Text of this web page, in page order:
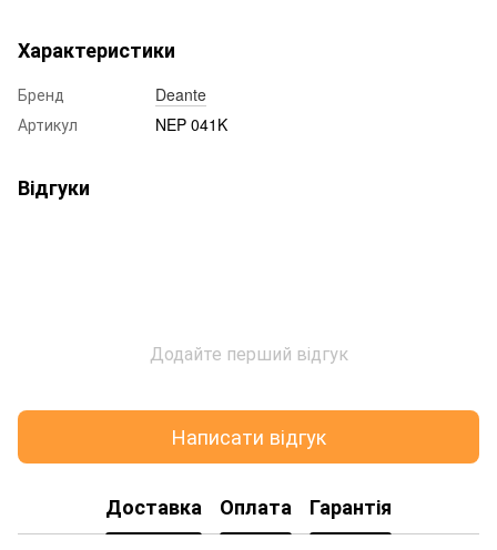
Характеристики
Бренд
Deante
Артикул
NEP 041K
Відгуки
Додайте перший відгук
Написати відгук
Доставка Оплата Гарантія